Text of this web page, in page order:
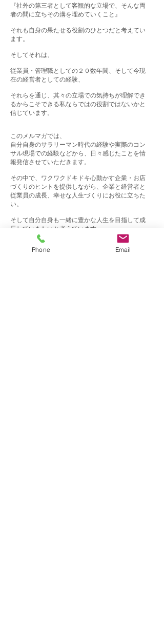
『社外の第三者として客観的な立場で、そんな両
者の間に立ちその溝を埋めていくこと』
それも自身の果たせる役割のひとつだと考えてい
ます。
そしてそれは、
従業員・管理職としての２０数年間、そして今現
在の経営者としての経験、
それらを通じ、其々の立場での気持ちが理解でき
るからこそできる私ならではの役割ではないかと
信じています。
このメルマガでは、
自分自身のサラリーマン時代の経験や実際のコン
サル現場での経験などから、日々感じたことを情
報発信させていただきます。
その中で、ワクワクドキドキ心動かす企業・お店
づくりのヒントを提供しながら、企業と経営者と
従業員の成長、幸せな人生づくりにお役に立ちた
い。
そして自分自身も一緒に豊かな人生を目指して成
長していきたいと考えています。
どうぞよろしくお願いいたします。
Phone Email